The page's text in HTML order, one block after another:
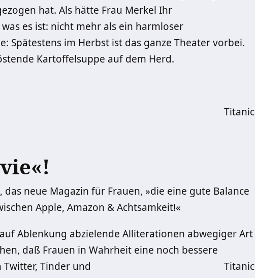
hat. Als hätte Frau Merkel Ihr
es ist: nicht mehr als ein harmloser
Spätestens im Herbst ist das ganze Theater vorbei.
Kartoffelsuppe auf dem Herd.
Titanic
neue Magazin für Frauen, »die eine gute Balance
Apple, Amazon & Achtsamkeit!«
Ablenkung abzielende Alliterationen abwegiger Art
daß Frauen in Wahrheit eine noch bessere
Twitter, Tinder und
Titanic